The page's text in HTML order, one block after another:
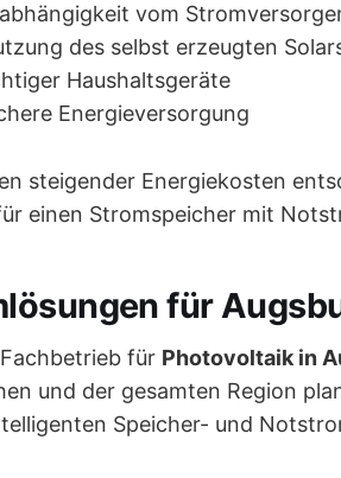
vom
des selbst erzeugten
Haushaltsgeräte
Energieversorgung
steigender Energiekosten
einen Stromspeicher mit
für
für Photovoltaik in
und der gesamten Region
Speicher- und